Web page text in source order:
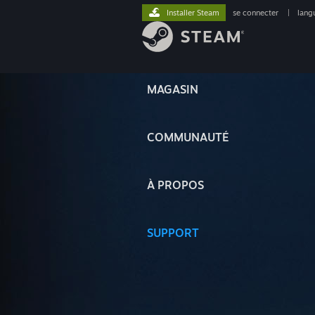
MAGASIN
COMMUNAUTÉ
À PROPOS
SUPPORT
Installer Steam se connecter